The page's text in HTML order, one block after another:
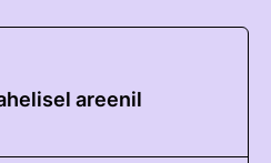
areenil